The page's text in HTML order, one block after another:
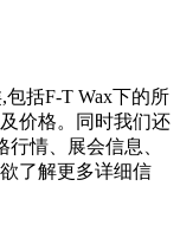
包括F-T Wax下的所
价格。同时我们还
情、展会信息、
了解更多详细信